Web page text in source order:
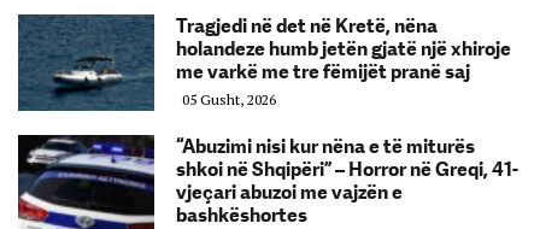
Tragjedi në det në Kretë, nëna
holandeze humb jetën gjatë një xhiroje
me varkë me tre fëmijët pranë saj
05 Gusht, 2026
“Abuzimi nisi kur nëna e të miturës
shkoi në Shqipëri” – Horror në Greqi, 41-
vjeçari abuzoi me vajzën e
bashkëshortes